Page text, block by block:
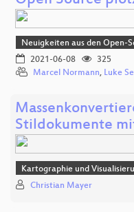
Neuigkeiten aus den Open-
2021-06-08
325
Marcel Normann, Luke
Stildokumente
Kartographie und
Christian Mayer